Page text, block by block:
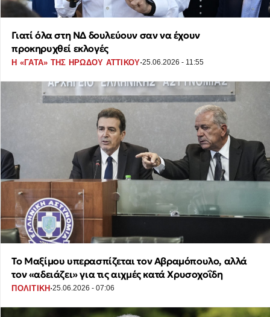
Γιατί όλα στη ΝΔ δουλεύουν σαν να έχουν
προκηρυχθεί εκλογές
Η «ΓΑΤΑ» ΤΗΣ ΗΡΩΔΟΥ ΑΤΤΙΚΟΥ·25.06.2026 - 11:55
Το Μαξίμου υπερασπίζεται τον Αβραμόπουλο, αλλά
τον «αδειάζει» για τις αιχμές κατά Χρυσοχοΐδη
ΠΟΛΙΤΙΚΗ·25.06.2026 - 07:06